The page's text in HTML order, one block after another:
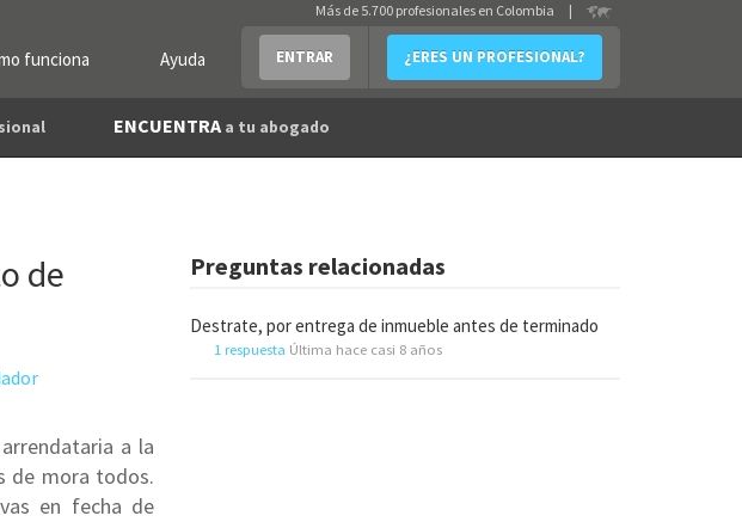
funciona Ayuda ENTRAR ¿ERES UN PROFESIONAL?
Más de 5.700 profesionales en Colombia |
ENCUENTRA a tu abogado
de
a la
de mora todos.
en fecha de
Preguntas relacionadas
Destrate, por entrega de inmueble antes de terminado
1 respuesta Última hace casi 8 años